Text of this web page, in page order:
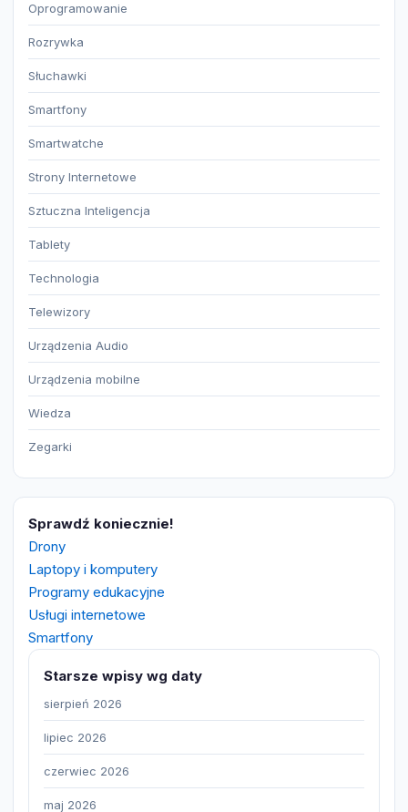
Oprogramowanie
Rozrywka
Słuchawki
Smartfony
Smartwatche
Strony Internetowe
Sztuczna Inteligencja
Tablety
Technologia
Telewizory
Urządzenia Audio
Urządzenia mobilne
Wiedza
Zegarki
Sprawdź koniecznie!
Drony
Laptopy i komputery
Programy edukacyjne
Usługi internetowe
Smartfony
Starsze wpisy wg daty
sierpień 2026
lipiec 2026
czerwiec 2026
maj 2026